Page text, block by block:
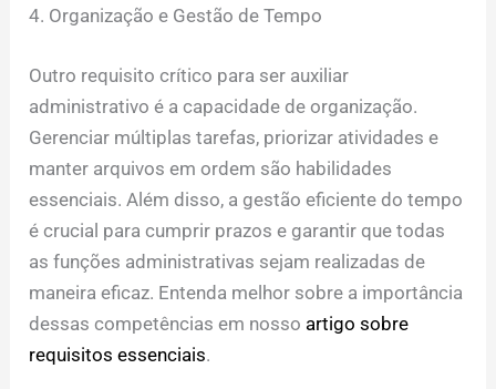
4. Organização e Gestão de Tempo
Outro requisito crítico para ser auxiliar
administrativo é a capacidade de organização.
Gerenciar múltiplas tarefas, priorizar atividades e
manter arquivos em ordem são habilidades
essenciais. Além disso, a gestão eficiente do tempo
é crucial para cumprir prazos e garantir que todas
as funções administrativas sejam realizadas de
maneira eficaz. Entenda melhor sobre a importância
dessas competências em nosso artigo sobre
requisitos essenciais.